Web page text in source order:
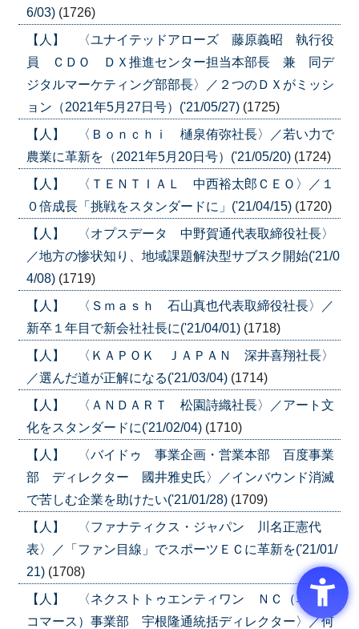
6/03) (1726)
【人】 〈ユナイテッドアローズ 藤原義昭 執行役
員 ＣＤＯ ＤＸ推進センター担当本部長 兼 同デ
ジタルマーケティング部部長〉／２つのＤＸがミッシ
ョン（2021年5月27日号）('21/05/27) (1725)
【人】 〈Ｂｏｎｃｈｉ 樋泉侑弥社長〉／若い力で
農業に革新を（2021年5月20日号）('21/05/20) (1724)
【人】 〈ＴＥＮＴＩＡＬ 中西裕太郎ＣＥＯ〉／１
０倍成長「挑戦をスタンダードに」('21/04/15) (1720)
【人】 〈オプスデータ 中野賀通代表取締役社長〉
／地方の惨状知り、地域課題解決型サブスク開始('21/0
4/08) (1719)
【人】 〈Ｓｍａｓｈ 石山真也代表取締役社長〉／
新卒１年目で新会社社長に('21/04/01) (1718)
【人】 〈ＫＡＰＯＫ ＪＡＰＡＮ 深井喜翔社長〉
／選んだ道が正解になる('21/03/04) (1714)
【人】 〈ＡＮＤＡＲＴ 松園詩織社長〉／アート文
化をスタンダードに('21/02/04) (1710)
【人】 〈バイドゥ 事業企画・営業本部 百度事業
部 ディレクター 國井雅史氏〉／インバウンド消滅
で苦しむ企業を助けたい('21/01/28) (1709)
【人】 〈ファナティクス・ジャパン 川名正憲代
表〉／「ファン目線」でスポーツＥＣに革新を('21/01/
21) (1708)
【人】 〈ネクストトゥエンティワン ＮＣ（ネット
コマース）事業部 宇根隆通統括ディレクター〉／何